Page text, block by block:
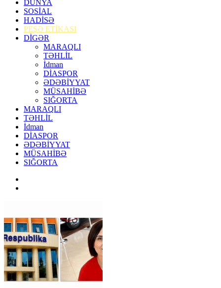
DÜNYA
SOSİAL
HADİSƏ
PEŞƏ ETİKASI
DİGƏR
MARAQLI
TƏHLİL
İdman
DİASPOR
ƏDƏBİYYAT
MÜSAHİBƏ
SIĞORTA
MARAQLI
TƏHLİL
İdman
DİASPOR
ƏDƏBİYYAT
MÜSAHİBƏ
SIĞORTA